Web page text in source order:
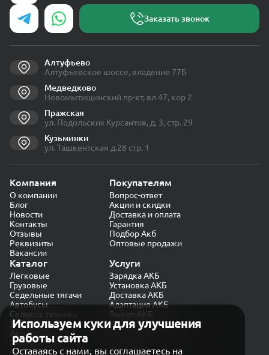
Используем куки для улучшения
работы сайта
Оставаясь с нами, вы соглашаетесь на
Заказать звонок
Алтуфьево
Алтуфьевское шоссе, владение 77Б
Медведково
Новомытищинский пр-кт, вл 47, кор 2
Пражская
ул. Подольских Курсантов, д. 3, стр. 29
Кузьминки
ул. Ташкентская д.28 стр. 1
Компания
О компании
Блог
Новости
Контакты
Отзывы
Реквизиты
Вакансии
Покупателям
Вопрос-ответ
Акции и скидки
Доставка и оплата
Гарантия
Подбор Акб
Оптовые продажи
Каталог
Легковые
Грузовые
Седельные тягачи
Автобусы
Сельхоз. техника
Экскаваторы
Автокраны
Услуги
Зарядка АКБ
Установка АКБ
Доставка АКБ
Адаптация АКБ
Выкуп АКБ
Проверка генератора
Политика конфиденциальности
Обработка персональных данных